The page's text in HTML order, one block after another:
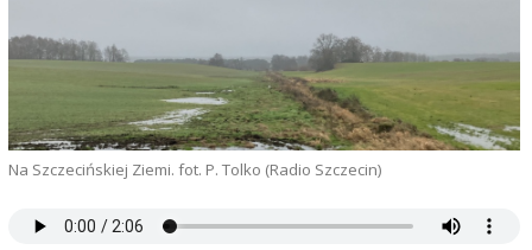
Na Szczecińskiej Ziemi. fot. P. Tolko (Radio Szczecin)